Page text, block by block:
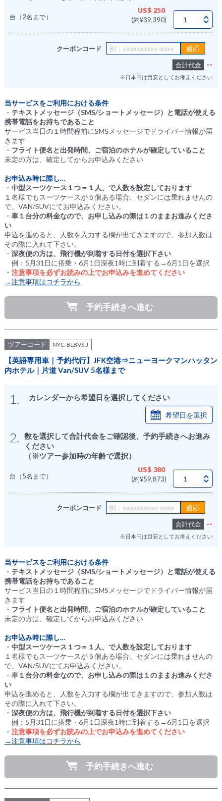
台（2名まで）
US$ 250
(約¥39,390)
クーポンコード
合計代金 --
※日本円は目安としてお考えください
当サービスをご利用における条件
・ テキストメッセージ（SMS/ショートメッセージ）と電話が使える
携帯電話をお持ちであること
サービス当日の１時間程前にSMSメッセージでドライバー情報が届
きます
・ フライト便名と出発時間、ご宿泊のホテルが確定していること
未定の方は、確定してからお申込みください
お申込み時に際し…
・ 中型スーツケース１つ＝１人、で人数を設定しております
１名様でもスーツケースが５個ある場合、セダンには乗れませんの
で、VAN/SUVにてお申込みください。
・ 車１台分の料金なので、お申し込みの際は１のままお進みくださ
い
申込を進めると、人数を入力する欄が出てきますので、参加人数は
その際に入れて下さい。
・ 深夜便の方は、飛行機が到着する日付を選択下さい
例：5月31日に搭乗・6月1日深夜1時に到着する→6月1日を選択
・ 注意事項を必ずお読みの上でお申込みを進めてください
→注意事項はコチラから
予約手続きへ進む
ツアーコード NYC-BLBVSIJ
【英語専用車｜予約代行】JFK空港⇒ニューヨークマンハッタン
内ホテル｜片道 Van/SUV 5名様まで
1. カレンダーから希望日を選択してください
希望日を選択
2.
数を選択して合計代金をご確認後、予約手続きへお進み
ください
（※ツアー参加時の年齢で選択）
台（5名まで）
US$ 380
(約¥59,873)
クーポンコード
合計代金 --
※日本円は目安としてお考えください
当サービスをご利用における条件
・ テキストメッセージ（SMS/ショートメッセージ）と電話が使える
携帯電話をお持ちであること
サービス当日の１時間程前にSMSメッセージでドライバー情報が届
きます
・ フライト便名と出発時間、ご宿泊のホテルが確定していること
未定の方は、確定してからお申込みください
お申込み時に際し…
・ 中型スーツケース１つ＝１人、で人数を設定しております
１名様でもスーツケースが５個ある場合、セダンには乗れませんの
で、VAN/SUVにてお申込みください。
・ 車１台分の料金なので、お申し込みの際は１のままお進みくださ
い
申込を進めると、人数を入力する欄が出てきますので、参加人数は
その際に入れて下さい。
・ 深夜便の方は、飛行機が到着する日付を選択下さい
例：5月31日に搭乗・6月1日深夜1時に到着する→6月1日を選択
・ 注意事項を必ずお読みの上でお申込みを進めてください
→注意事項はコチラから
予約手続きへ進む